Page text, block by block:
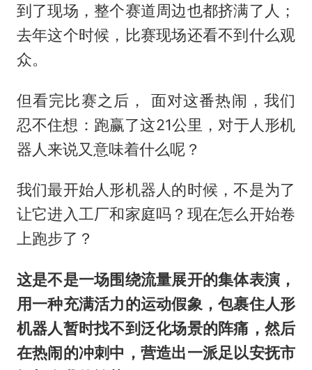
到了现场，整个赛道周边也都挤满了人；
去年这个时候，比赛现场还看不到什么观
众。
但看完比赛之后， 面对这番热闹，我们
忍不住想：跑赢了这21公里，对于人形机
器人来说又意味着什么呢？
我们最开始人形机器人的时候，不是为了
让它进入工厂和家庭吗？现在怎么开始卷
上跑步了？
这是不是一场围绕流量展开的集体表演，
用一种充满活力的运动假象，包裹住人形
机器人暂时找不到泛化场景的阵痛，然后
在热闹的冲刺中，营造出一派足以安抚市